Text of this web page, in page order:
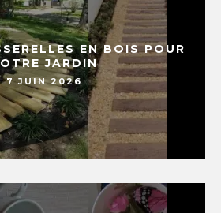
EN BOIS POUR
JARDIN
7 JUIN 2026